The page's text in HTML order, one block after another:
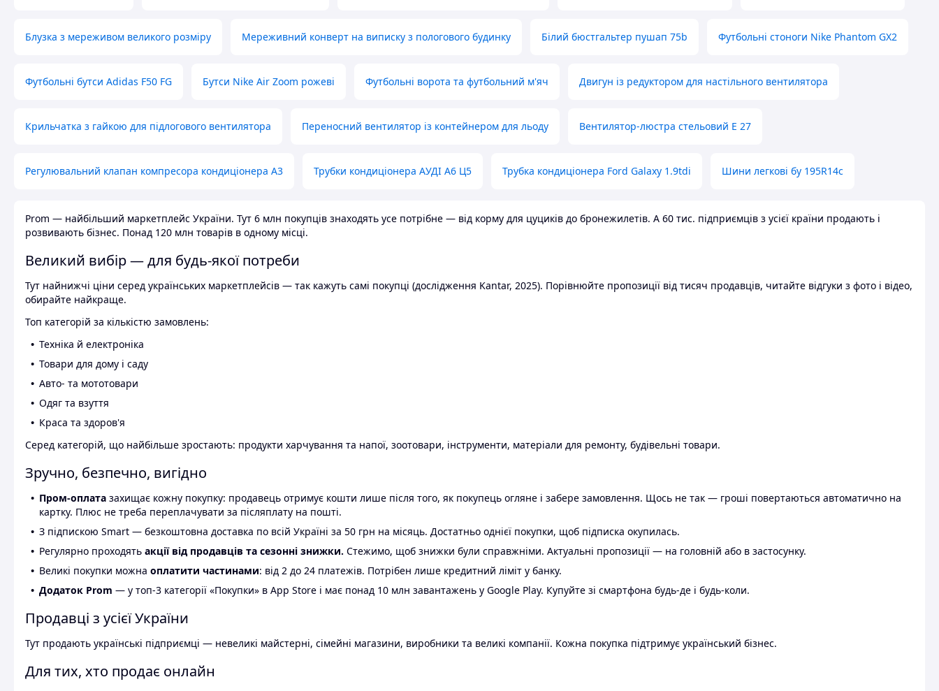
Блузка з мереживом великого розміру Мереживний конверт на виписку з пологового будинку Білий бюстгальтер пушап 75b Футбольні стоноги Nike Phantom GX2
Футбольні бутси Adidas F50 FG Бутси Nike Air Zoom рожеві Футбольні ворота та футбольний м'яч Двигун із редуктором для настільного вентилятора
Крильчатка з гайкою для підлогового вентилятора Переносний вентилятор із контейнером для льоду Вентилятор-люстра стельовий E 27
Регулювальний клапан компресора кондиціонера А3 Трубки кондиціонера АУДІ А6 Ц5 Трубка кондиціонера Ford Galaxy 1.9tdi Шини легкові бу 195R14c
Prom — найбільший маркетплейс України. Тут 6 млн покупців знаходять усе потрібне — від корму для цуциків до бронежилетів. А 60 тис. підприємців з усієї країни продають і
розвивають бізнес. Понад 120 млн товарів в одному місці.
Великий вибір — для будь-якої потреби
Тут найнижчі ціни серед українських маркетплейсів — так кажуть самі покупці (дослідження Kantar, 2025). Порівнюйте пропозиції від тисяч продавців, читайте відгуки з фото і відео,
обирайте найкраще.
Топ категорій за кількістю замовлень:
Техніка й електроніка
Товари для дому і саду
Авто- та мототовари
Одяг та взуття
Краса та здоров'я
Серед категорій, що найбільше зростають: продукти харчування та напої, зоотовари, інструменти, матеріали для ремонту, будівельні товари.
Зручно, безпечно, вигідно
Пром-оплата захищає кожну покупку: продавець отримує кошти лише після того, як покупець огляне і забере замовлення. Щось не так — гроші повертаються автоматично на
картку. Плюс не треба переплачувати за післяплату на пошті.
З підпискою Smart — безкоштовна доставка по всій Україні за 50 грн на місяць. Достатньо однієї покупки, щоб підписка окупилась.
Регулярно проходять акції від продавців та сезонні знижки. Стежимо, щоб знижки були справжніми. Актуальні пропозиції — на головній або в застосунку.
Великі покупки можна оплатити частинами: від 2 до 24 платежів. Потрібен лише кредитний ліміт у банку.
Додаток Prom — у топ-3 категорії «Покупки» в App Store і має понад 10 млн завантажень у Google Play. Купуйте зі смартфона будь-де і будь-коли.
Продавці з усієї України
Тут продають українські підприємці — невеликі майстерні, сімейні магазини, виробники та великі компанії. Кожна покупка підтримує український бізнес.
Для тих, хто продає онлайн